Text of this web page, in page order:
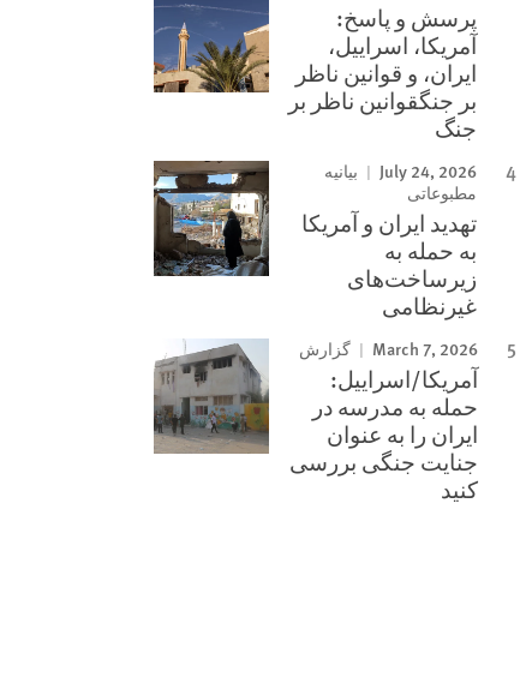
پرسش و پاسخ:
آمریکا، اسراییل،
ایران، و قوانین ناظر
بر جنگقوانین ناظر بر
جنگ
July 24, 2026
بیانیه
مطبوعاتی
تهدید ایران و آمریکا
به حمله به
زیرساخت‌های
غیرنظامی
March 7, 2026 گزارش
آمریکا/اسراییل:
حمله به مدرسه در
ایران را به عنوان
جنایت جنگی بررسی
کنید